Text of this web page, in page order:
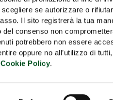
se autorizzare o
Il sito registrerà la tua
del consenso non
potrebbero non essere
oppure no all’utilizzo di
Cookie Policy.
OFFICE ADVERTISING